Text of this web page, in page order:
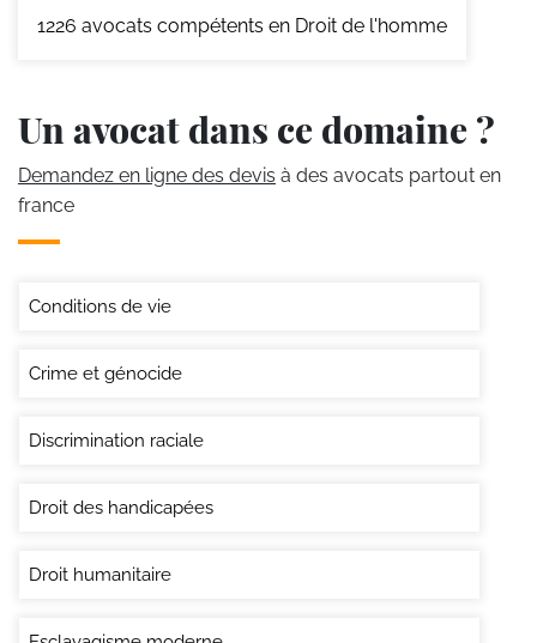
1226 avocats compétents en Droit de l'homme
Un avocat dans ce domaine ?
Demandez en ligne des devis à des avocats partout en
france
Conditions de vie
Crime et génocide
Discrimination raciale
Droit des handicapées
Droit humanitaire